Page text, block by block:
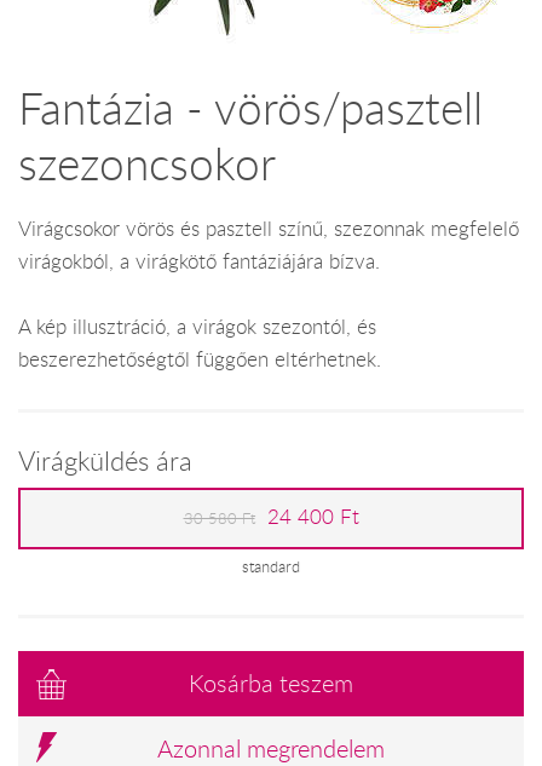
Fantázia - vörös/pasztell
szezoncsokor
Virágcsokor vörös és pasztell színű, szezonnak megfelelő
virágokból, a virágkötő fantáziájára bízva.
A kép illusztráció, a virágok szezontól, és
beszerezhetőségtől függően eltérhetnek.
Virágküldés ára
30 580 Ft 24 400 Ft
standard
Kosárba teszem
Azonnal megrendelem